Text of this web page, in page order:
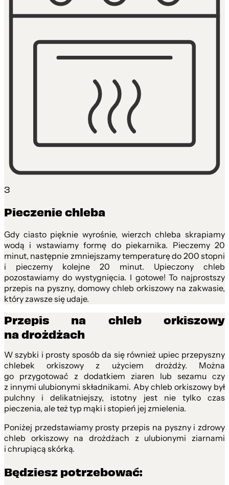
3
Pieczenie chleba
Gdy ciasto pięknie wyrośnie, wierzch chleba skrapiamy
wodą i wstawiamy formę do piekarnika. Pieczemy 20
minut, następnie zmniejszamy temperaturę do 200 stopni
i pieczemy kolejne 20 minut. Upieczony chleb
pozostawiamy do wystygnięcia. I gotowe! To najprostszy
przepis na pyszny, domowy chleb orkiszowy na zakwasie,
który zawsze się udaje.
Przepis na chleb orkiszowy
na drożdżach
W szybki i prosty sposób da się również upiec przepyszny
chlebek orkiszowy z użyciem drożdży. Można
go przygotować z dodatkiem ziaren lub sezamu czy
z innymi ulubionymi składnikami. Aby chleb orkiszowy był
pulchny i delikatniejszy, istotny jest nie tylko czas
pieczenia, ale też typ mąki i stopień jej zmielenia.
Poniżej przedstawiamy prosty przepis na pyszny i zdrowy
chleb orkiszowy na drożdżach z ulubionymi ziarnami
i chrupiącą skórką.
Będziesz potrzebować: